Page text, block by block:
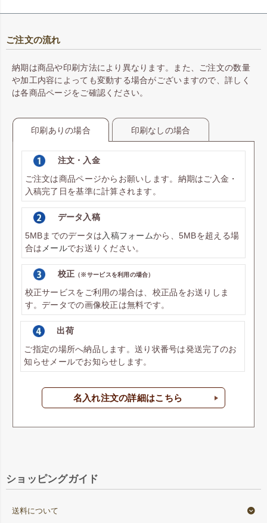
ご注文の流れ
納期は商品や印刷方法により異なります。また、ご注文の数量
や加工内容によっても変動する場合がございますので、詳しく
は各商品ページをご確認ください。
印刷ありの場合 印刷なしの場合
注文・入金
ご注文は商品ページからお願いします。納期はご入金・
入稿完了日を基準に計算されます。
データ入稿
5MBまでのデータは 入稿フォームから、5MBを超える場
合は メールでお送りください。
校正 （※サービスを利用の場合）
校正サービスをご利用の場合は、校正品をお送りしま
す。データでの画像校正は無料です。
出荷
ご指定の場所へ納品します。送り状番号は発送完了のお
知らせメールでお知らせします。
名入れ注文の詳細はこちら
ショッピングガイド
送料について